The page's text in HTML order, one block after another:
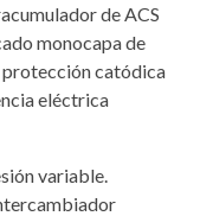
de ACS
monocapa de
protección catódica
eléctrica
variable.